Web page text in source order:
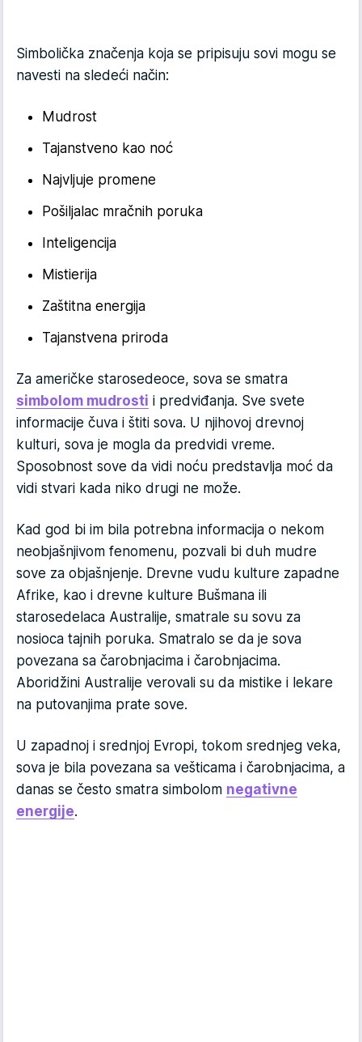
Simbolička značenja koja se pripisuju sovi mogu se
navesti na sledeći način:
Mudrost
Tajanstveno kao noć
Najvljuje promene
Pošiljalac mračnih poruka
Inteligencija
Mistierija
Zaštitna energija
Tajanstvena priroda
Za američke starosedeoce, sova se smatra
simbolom mudrosti i predviđanja. Sve svete
informacije čuva i štiti sova. U njihovoj drevnoj
kulturi, sova je mogla da predvidi vreme.
Sposobnost sove da vidi noću predstavlja moć da
vidi stvari kada niko drugi ne može.
Kad god bi im bila potrebna informacija o nekom
neobjašnjivom fenomenu, pozvali bi duh mudre
sove za objašnjenje. Drevne vudu kulture zapadne
Afrike, kao i drevne kulture Bušmana ili
starosedelaca Australije, smatrale su sovu za
nosioca tajnih poruka. Smatralo se da je sova
povezana sa čarobnjacima i čarobnjacima.
Aboridžini Australije verovali su da mistike i lekare
na putovanjima prate sove.
U zapadnoj i srednjoj Evropi, tokom srednjeg veka,
sova je bila povezana sa vešticama i čarobnjacima, a
danas se često smatra simbolom negativne
energije.